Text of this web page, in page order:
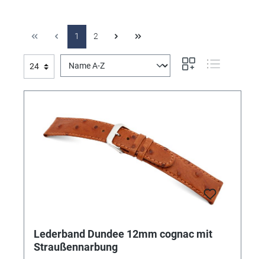
1 2
Lederband Dundee 12mm cognac mit
Straußennarbung